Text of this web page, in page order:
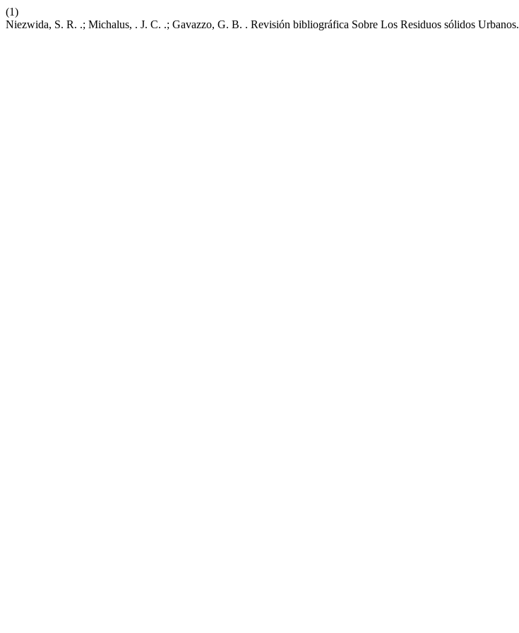
(1)
Niezwida, S. R. .; Michalus, . J. C. .; Gavazzo, G. B. . Revisión bibliográfica Sobre Los Residuos sólidos Urbanos.